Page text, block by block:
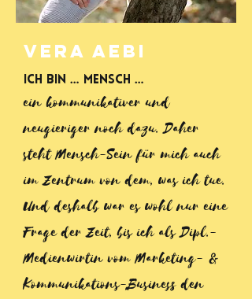
Ich bin … Mensch …
ein kommunikativer und
neugieriger noch dazu. Daher
steht Mensch-Sein für mich auch
im Zentrum von dem, was ich tue.
Und deshalb war es wohl nur eine
Frage der Zeit, bis ich als Dipl.-
Medienwirtin vom Marketing- &
Kommunikations-Business den
Vera AebI